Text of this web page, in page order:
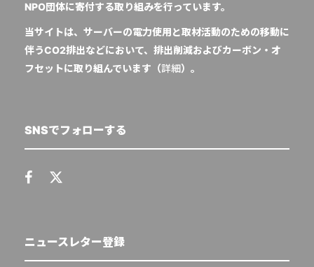
NPO団体に寄付する取り組みを行っています。
当サイトは、サーバーの電力使用と取材活動のための移動に
伴うCO2排出などにおいて、排出削減およびカーボン・オ
フセットに取り組んでいます（詳細）。
SNSでフォローする
ニュースレター登録